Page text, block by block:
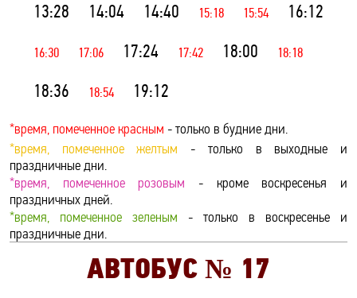
13:28 14:04 14:40 15:18 15:54 16:12
16:30 17:06 17:24 17:42 18:00 18:18
18:36 18:54 19:12
*время, помеченное красным - только в будние дни.
*время, помеченное желтым - только в выходные и
праздничные дни.
*время, помеченное розовым - кроме воскресенья и
праздничных дней.
*время, помеченное зеленым - только в воскресенье и
праздничные дни.
АВТОБУС № 17